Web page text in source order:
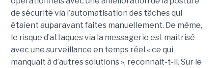
de sécurité via l’automatisation des tâches qui
étaient auparavant faites manuellement. De même,
le risque d’attaques via la messagerie est maîtrisé
avec une surveillance en temps réel « ce qui
manquait à d’autres solutions », reconnait-t-il. Sur le